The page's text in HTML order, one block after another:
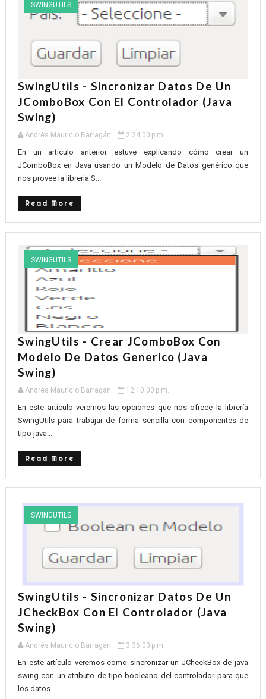
SWINGUTILS
SwingUtils - Sincronizar Datos De Un
JComboBox Con El Controlador (Java
Swing)
Andrés Mauricio Barragán 2:24:00 p.m.
En un artículo anterior estuve explicando cómo crear un
JComboBox en Java usando un Modelo de Datos genérico que
nos provee la librería S...
Read More
SWINGUTILS
SwingUtils - Crear JComboBox Con
Modelo De Datos Generico (Java
Swing)
Andrés Mauricio Barragán 12:10:00 p.m.
En este artículo veremos las opciones que nos ofrece la librería
SwingUtils para trabajar de forma sencilla con componentes de
tipo java...
Read More
SWINGUTILS
SwingUtils - Sincronizar Datos De Un
JCheckBox Con El Controlador (Java
Swing)
Andrés Mauricio Barragán 3:36:00 p.m.
En este artículo veremos como sincronizar un JCheckBox de java
swing con un atributo de tipo booleano del controlador para que
los datos ...